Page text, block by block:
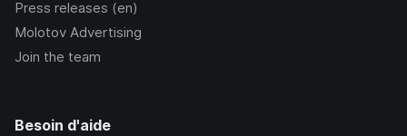
Press releases (en)
Molotov Advertising
Join the team
Besoin d'aide